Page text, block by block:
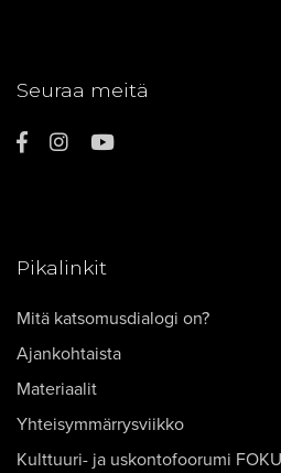
Seuraa meitä
Pikalinkit
Mitä katsomusdialogi on?
Ajankohtaista
Materiaalit
Yhteisymmärrysviikko
Kulttuuri- ja uskontofoorumi